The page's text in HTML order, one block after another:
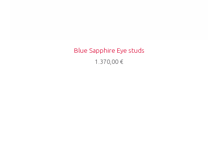
Blue Sapphire Eye studs
1.370,00 €